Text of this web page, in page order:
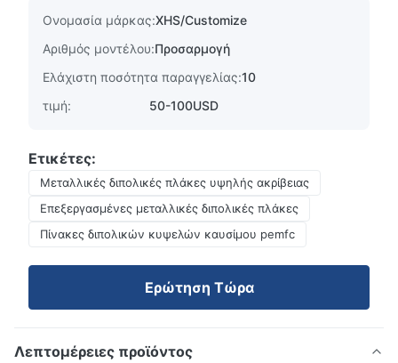
Ονομασία μάρκας:XHS/Customize
Αριθμός μοντέλου:Προσαρμογή
Ελάχιστη ποσότητα παραγγελίας:10
τιμή:
50-100USD
Ετικέτες:
Μεταλλικές διπολικές πλάκες υψηλής ακρίβειας
Επεξεργασμένες μεταλλικές διπολικές πλάκες
Πίνακες διπολικών κυψελών καυσίμου pemfc
Ερώτηση Τώρα
Λεπτομέρειες προϊόντος